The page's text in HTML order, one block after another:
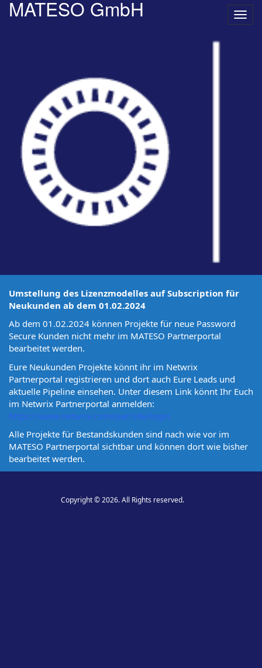
MATESO GmbH
Umstellung des Lizenzmodelles auf Subscription für
Neukunden ab dem 01.02.2024
Ab dem 01.02.2024 können Projekte für neue Password
Secure Kunden nicht mehr im MATESO Partnerportal
bearbeitet werden.
Eure Neukunden Projekte könnt ihr im Netwrix
Partnerportal registrieren und dort auch Eure Leads und
aktuelle Pipeline einsehen. Unter diesem Link könnt Ihr Euch
im Netwrix Partnerportal anmelden:
https://www.netwrix.com/par/site/login
Alle Projekte für Bestandskunden sind nach wie vor im
MATESO Partnerportal sichtbar und können dort wie bisher
bearbeitet werden.
Copyright © 2026. All Rights reserved.